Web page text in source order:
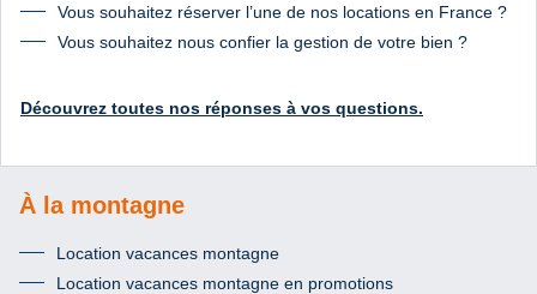
Vous souhaitez réserver l’une de nos locations en France ?
Vous souhaitez nous confier la gestion de votre bien ?
Découvrez toutes nos réponses à vos questions.
À la montagne
Location vacances montagne
Location vacances montagne en promotions